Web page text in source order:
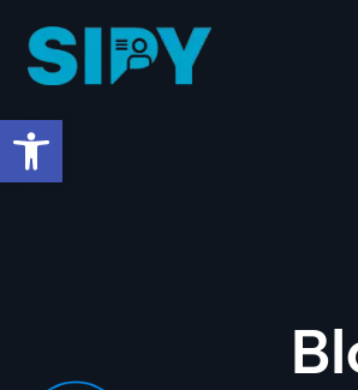
Abrir barra de herramientas